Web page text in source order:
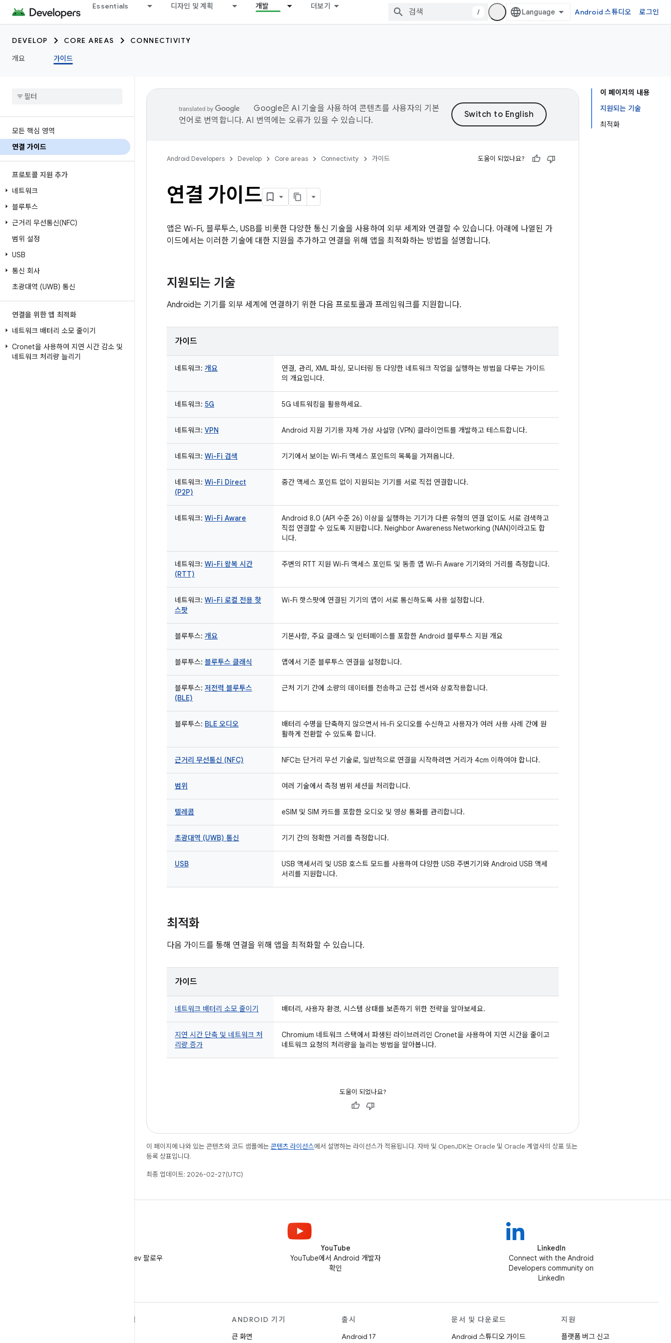
Essentials 디자인 및 계획 개발 더보기
/ Android 스튜디오 로그인
DEVELOP CORE AREAS
CONNECTIVITY
개요
가이드
모든 핵심 영역
연결 가이드
프로토콜 지원 추가
네트워크
블루투스
근거리 무선통신(NFC)
범위 설정
USB
통신 회사
초광대역 (UWB) 통신
연결을 위한 앱 최적화
네트워크 배터리 소모 줄이기
Cronet을 사용하여 지연 시간 감소 및
네트워크 처리량 늘리기
이 페이지의 내용
지원되는 기술
최적화
Google은 AI 기술을 사용하여 콘텐츠를 사용자의 기본
언어로 번역합니다. AI 번역에는 오류가 있을 수 있습니다.
Android Developers Develop Core areas Connectivity 가이드 도움이 되었나요?
연결 가이드
앱은 Wi-Fi, 블루투스, USB를 비롯한 다양한 통신 기술을 사용하여 외부 세계와 연결할 수 있습니다. 아래에 나열된 가
이드에서는 이러한 기술에 대한 지원을 추가하고 연결을 위해 앱을 최적화하는 방법을 설명합니다.
지원되는 기술
Android는 기기를 외부 세계에 연결하기 위한 다음 프로토콜과 프레임워크를 지원합니다.
가이드
네트워크: 개요
연결, 관리, XML 파싱, 모니터링 등 다양한 네트워크 작업을 실행하는 방법을 다루는 가이드
의 개요입니다.
네트워크: 5G 5G 네트워킹을 활용하세요.
네트워크: VPN Android 지원 기기용 자체 가상 사설망 (VPN) 클라이언트를 개발하고 테스트합니다.
네트워크: Wi-Fi 검색 기기에서 보이는 Wi-Fi 액세스 포인트의 목록을 가져옵니다.
네트워크: Wi-Fi Direct
(P2P)
중간 액세스 포인트 없이 지원되는 기기를 서로 직접 연결합니다.
네트워크: Wi-Fi Aware
Android 8.0 (API 수준 26) 이상을 실행하는 기기가 다른 유형의 연결 없이도 서로 검색하고
직접 연결할 수 있도록 지원합니다. Neighbor Awareness Networking (NAN)이라고도 합
니다.
네트워크: Wi-Fi 왕복 시간
(RTT)
주변의 RTT 지원 Wi-Fi 액세스 포인트 및 동종 앱 Wi-Fi Aware 기기와의 거리를 측정합니다.
네트워크: Wi-Fi 로컬 전용 핫
스팟
Wi-Fi 핫스팟에 연결된 기기의 앱이 서로 통신하도록 사용 설정합니다.
블루투스: 개요 기본사항, 주요 클래스 및 인터페이스를 포함한 Android 블루투스 지원 개요
블루투스: 블루투스 클래식 앱에서 기준 블루투스 연결을 설정합니다.
블루투스: 저전력 블루투스
(BLE)
근처 기기 간에 소량의 데이터를 전송하고 근접 센서와 상호작용합니다.
블루투스: BLE 오디오
배터리 수명을 단축하지 않으면서 Hi-Fi 오디오를 수신하고 사용자가 여러 사용 사례 간에 원
활하게 전환할 수 있도록 합니다.
근거리 무선통신 (NFC) NFC는 단거리 무선 기술로, 일반적으로 연결을 시작하려면 거리가 4cm 이하여야 합니다.
범위 여러 기술에서 측정 범위 세션을 처리합니다.
텔레콤 eSIM 및 SIM 카드를 포함한 오디오 및 영상 통화를 관리합니다.
초광대역 (UWB) 통신 기기 간의 정확한 거리를 측정합니다.
USB
USB 액세서리 및 USB 호스트 모드를 사용하여 다양한 USB 주변기기와 Android USB 액세
서리를 지원합니다.
최적화
다음 가이드를 통해 연결을 위해 앱을 최적화할 수 있습니다.
가이드
네트워크 배터리 소모 줄이기 배터리, 사용자 환경, 시스템 상태를 보존하기 위한 전략을 알아보세요.
지연 시간 단축 및 네트워크 처
리량 증가
Chromium 네트워크 스택에서 파생된 라이브러리인 Cronet을 사용하여 지연 시간을 줄이고
네트워크 요청의 처리량을 늘리는 방법을 알아봅니다.
도움이 되었나요?
이 페이지에 나와 있는 콘텐츠와 코드 샘플에는 콘텐츠 라이선스에서 설명하는 라이선스가 적용됩니다. 자바 및 OpenJDK는 Oracle 및 Oracle 계열사의 상표 또는
등록 상표입니다.
최종 업데이트: 2026-02-27(UTC)
X에서 @AndroidDev 팔로우
YouTube
YouTube에서 Android 개발자
확인
LinkedIn
Connect with the Android
Developers community on
LinkedIn
탐색
ANDROID 기기
큰 화면
출시
Android 17
문서 및 다운로드
Android 스튜디오 가이드
지원
플랫폼 버그 신고